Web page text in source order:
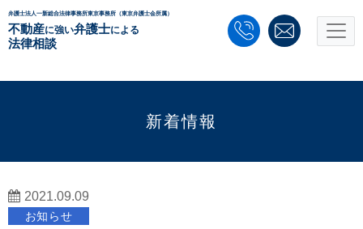
弁護士法人一新総合法律事務所東京事務所（東京弁護士会所属）
不動産に強い弁護士による
法律相談
新着情報
2021.09.09
お知らせ